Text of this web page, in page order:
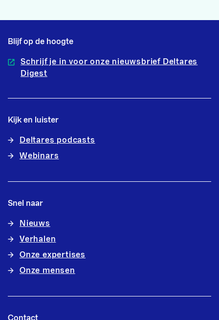
Blijf op de hoogte
Schrijf je in voor onze nieuwsbrief Deltares
Digest
Kijk en luister
Deltares podcasts
Webinars
Snel naar
Nieuws
Verhalen
Onze expertises
Onze mensen
Contact